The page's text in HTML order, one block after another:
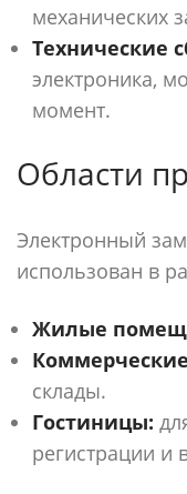
механических
Технические
электроника,
момент.
Области
Электронный
использован в
Жилые
склады.
Гостиницы:
регистрации и